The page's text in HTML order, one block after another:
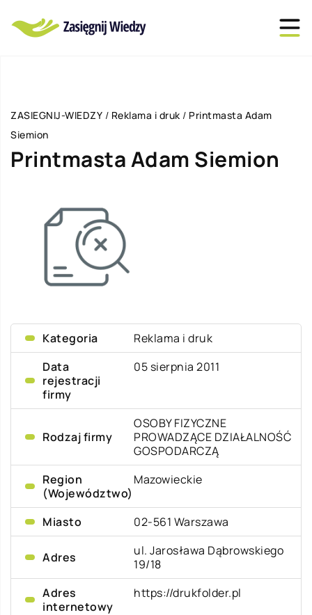
ZASIEGNIJ-WIEDZY / Reklama i druk / Printmasta Adam
Siemion
Printmasta Adam Siemion
Kategoria
Reklama i druk
Data
rejestracji
firmy
05 sierpnia 2011
Rodzaj firmy
OSOBY FIZYCZNE
PROWADZĄCE DZIAŁALNOŚĆ
GOSPODARCZĄ
Region
(Województwo)
Mazowieckie
Miasto 02-561 Warszawa
Adres
ul. Jarosława Dąbrowskiego
19/18
Adres
internetowy
https://drukfolder.pl